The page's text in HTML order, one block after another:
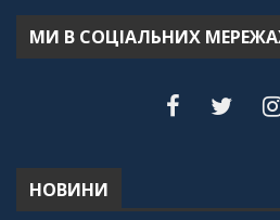
"Дзеркало
МИ В СОЦІАЛЬНИХ
НОВИНИ